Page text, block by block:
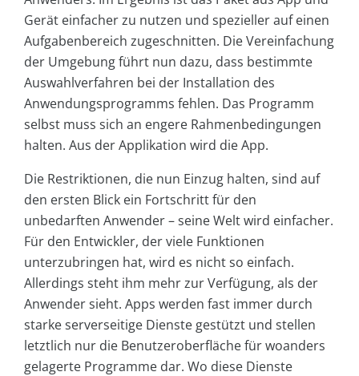
Gerät einfacher zu nutzen und spezieller auf einen
Aufgabenbereich zugeschnitten. Die Vereinfachung
der Umgebung führt nun dazu, dass bestimmte
Auswahlverfahren bei der Installation des
Anwendungsprogramms fehlen. Das Programm
selbst muss sich an engere Rahmenbedingungen
halten. Aus der Applikation wird die App.
Die Restriktionen, die nun Einzug halten, sind auf
den ersten Blick ein Fortschritt für den
unbedarften Anwender – seine Welt wird einfacher.
Für den Entwickler, der viele Funktionen
unterzubringen hat, wird es nicht so einfach.
Allerdings steht ihm mehr zur Verfügung, als der
Anwender sieht. Apps werden fast immer durch
starke serverseitige Dienste gestützt und stellen
letztlich nur die Benutzeroberfläche für woanders
gelagerte Programme dar. Wo diese Dienste